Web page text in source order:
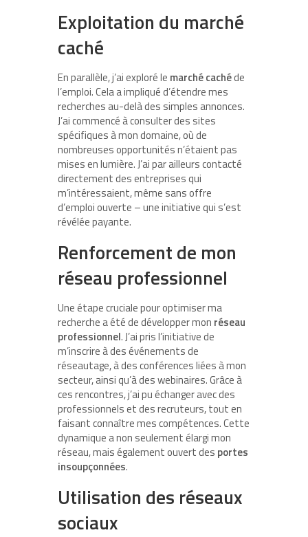
Exploitation du marché
caché
En parallèle, j’ai exploré le marché cachéde
l’emploi. Cela a impliqué d’étendre mes
recherches au-delà des simples annonces.
J’ai commencé à consulter des sites
spécifiques à mon domaine, où de
nombreuses opportunités n’étaient pas
mises en lumière. J’ai par ailleurs contacté
directement des entreprises qui
m’intéressaient, même sans offre
d’emploi ouverte – une initiative qui s’est
révélée payante.
Renforcement de mon
réseau professionnel
Une étape cruciale pour optimiser ma
recherche a été de développer mon réseau
professionnel. J’ai pris l’initiative de
m’inscrire à des événements de
réseautage, à des conférences liées à mon
secteur, ainsi qu’à des webinaires. Grâce à
ces rencontres, j’ai pu échanger avec des
professionnels et des recruteurs, tout en
faisant connaître mes compétences. Cette
dynamique a non seulement élargi mon
réseau, mais également ouvert des portes
insoupçonnées.
Utilisation des réseaux
sociaux